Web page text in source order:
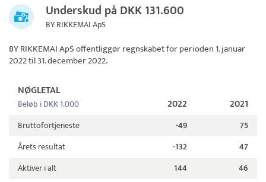
Underskud på DKK 131.600
BY RIKKEMAI ApS
BY RIKKEMAI ApSoffentliggør regnskabet for perioden 1. januar
2022 til 31. december 2022.
NØGLETAL
Beløb i DKK 1.000 2022 2021
Bruttofortjeneste -49
75
Årets resultat
-132
47
Aktiver i alt
144
46